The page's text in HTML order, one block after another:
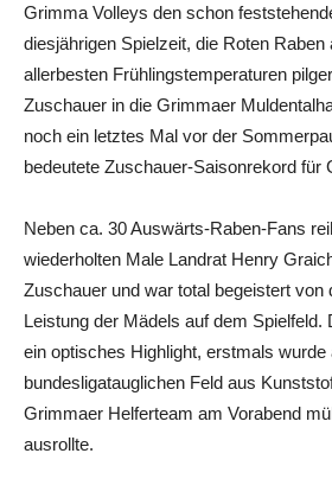
Grimma Volleys den schon
diesjährigen Spielzeit, die Roten
allerbesten Frühlingstemperaturen
Zuschauer in die Grimmaer
noch ein letztes Mal vor der
bedeutete Zuschauer-Saisonrekord für
Neben ca. 30 Auswärts-Raben-Fans
wiederholten Male Landrat Henry
Zuschauer und war total begeistert von
Leistung der Mädels auf dem Spielfeld.
ein optisches Highlight, erstmals wurde
bundesligatauglichen Feld aus
Grimmaer Helferteam am Vorabend
ausrollte.